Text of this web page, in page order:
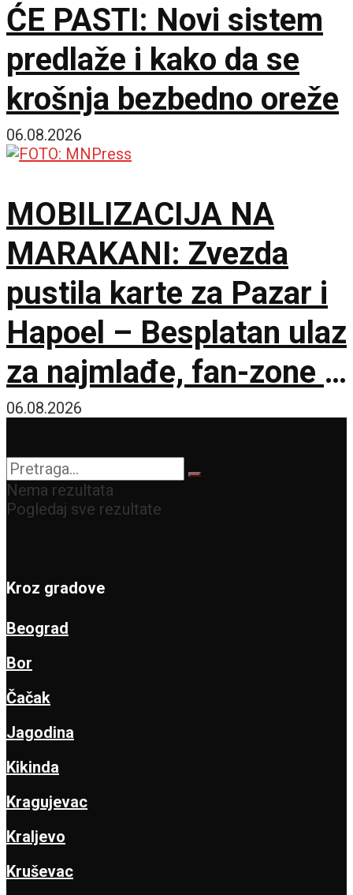
ĆE PASTI: Novi sistem
predlaže i kako da se
krošnja bezbedno oreže
06.08.2026
MOBILIZACIJA NA
MARAKANI: Zvezda
pustila karte za Pazar i
Hapoel – Besplatan ulaz
za najmlađe, fan-zone i
besplatna karta za
humanost!
06.08.2026
Nema rezultata
Pogledaj sve rezultate
Kroz gradove
Beograd
Bor
Čačak
Jagodina
Kikinda
Kragujevac
Kraljevo
Kruševac